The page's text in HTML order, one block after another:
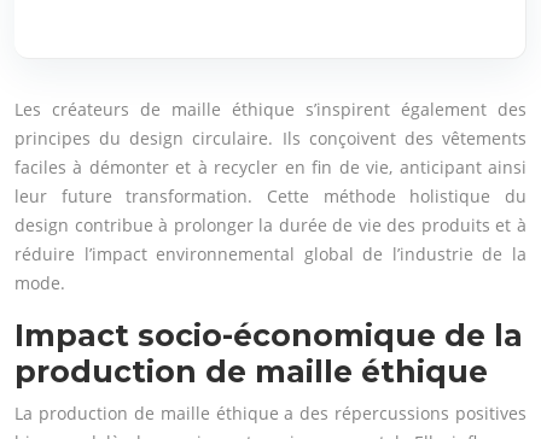
Les créateurs de maille éthique s’inspirent également des
principes du design circulaire. Ils conçoivent des vêtements
faciles à démonter et à recycler en fin de vie, anticipant ainsi
leur future transformation. Cette méthode holistique du
design contribue à prolonger la durée de vie des produits et à
réduire l’impact environnemental global de l’industrie de la
mode.
Impact socio-économique de la
production de maille éthique
La production de maille éthique a des répercussions positives